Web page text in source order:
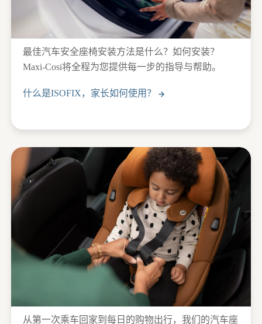
最佳汽车安全座椅安装方法是什么？如何安装？
Maxi-Cosi将全程为您提供每一步的指导与帮助。
什么是ISOFIX，家长如何使用？
从第一次乘车回家到每日的购物出行，我们的汽车座